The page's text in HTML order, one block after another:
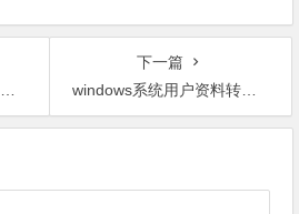
下一篇
windows系统用户资料转移器